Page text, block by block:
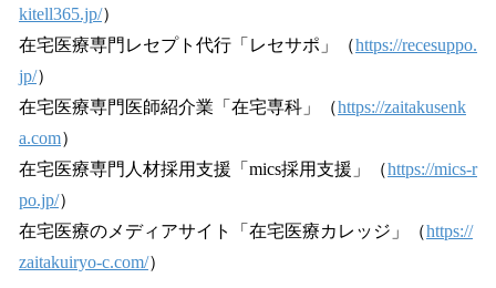
kitell365.jp/）
在宅医療専門レセプト代行「レセサポ」（https://recesuppo.
jp/）
在宅医療専門医師紹介業「在宅専科」（https://zaitakusenk
a.com）
在宅医療専門人材採用支援「mics採用支援」（https://mics-r
po.jp/）
在宅医療のメディアサイト「在宅医療カレッジ」（https://
zaitakuiryo-c.com/）